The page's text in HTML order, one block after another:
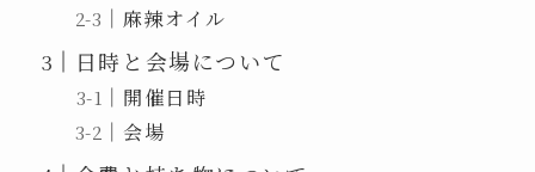
麻辣オイル
日時と会場について
開催日時
会場